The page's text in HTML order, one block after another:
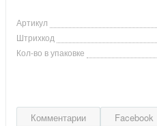
Артикул
Штрихкод
Кол-во в упаковке
Комментарии Facebook